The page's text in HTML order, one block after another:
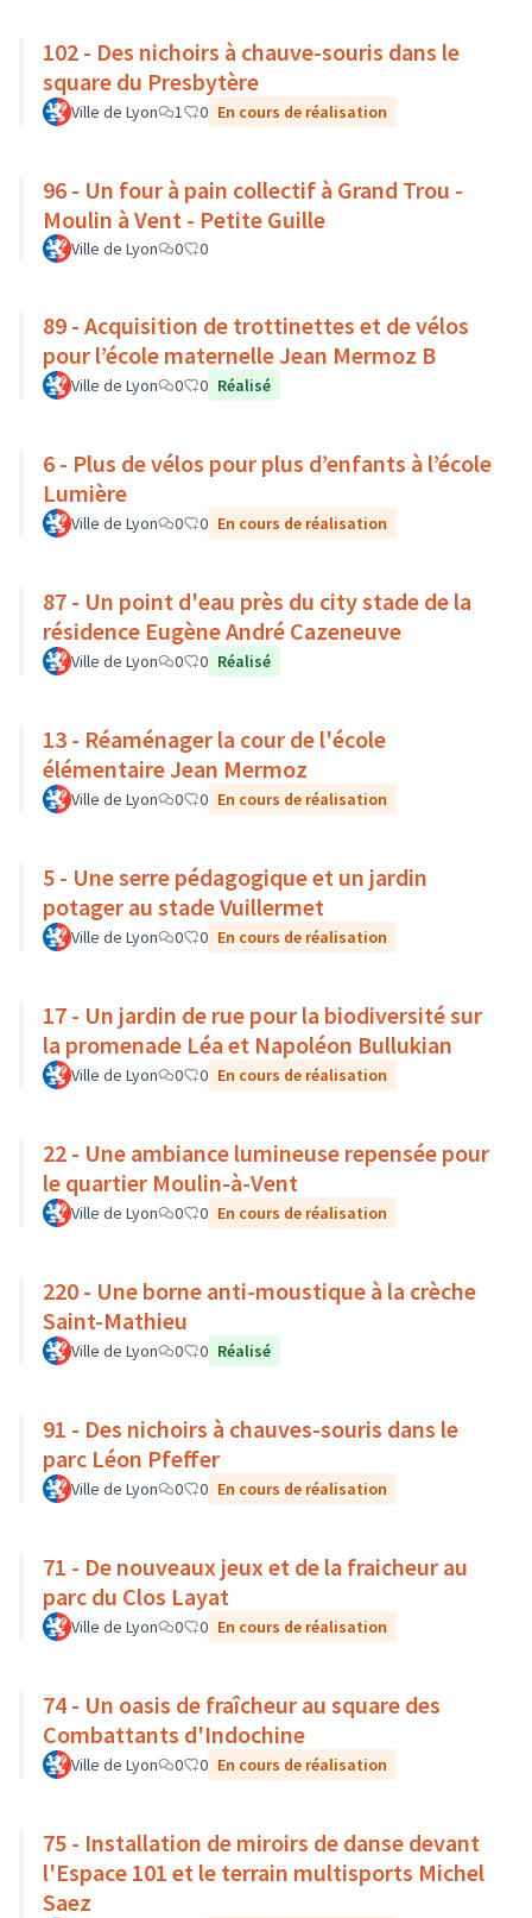
102 - Des nichoirs à chauve-souris dans le
square du Presbytère
Ville de Lyon 1 0 En cours de réalisation
96 - Un four à pain collectif à Grand Trou -
Moulin à Vent - Petite Guille
Ville de Lyon 0 0
89 - Acquisition de trottinettes et de vélos
pour l’école maternelle Jean Mermoz B
Ville de Lyon 0 0 Réalisé
6 - Plus de vélos pour plus d’enfants à l’école
Lumière
Ville de Lyon 0 0 En cours de réalisation
87 - Un point d'eau près du city stade de la
résidence Eugène André Cazeneuve
Ville de Lyon 0 0 Réalisé
13 - Réaménager la cour de l'école
élémentaire Jean Mermoz
Ville de Lyon 0 0 En cours de réalisation
5 - Une serre pédagogique et un jardin
potager au stade Vuillermet
Ville de Lyon 0 0 En cours de réalisation
17 - Un jardin de rue pour la biodiversité sur
la promenade Léa et Napoléon Bullukian
Ville de Lyon 0 0 En cours de réalisation
22 - Une ambiance lumineuse repensée pour
le quartier Moulin-à-Vent
Ville de Lyon 0 0 En cours de réalisation
220 - Une borne anti-moustique à la crèche
Saint-Mathieu
Ville de Lyon 0 0 Réalisé
91 - Des nichoirs à chauves-souris dans le
parc Léon Pfeffer
Ville de Lyon 0 0 En cours de réalisation
71 - De nouveaux jeux et de la fraicheur au
parc du Clos Layat
Ville de Lyon 0 0 En cours de réalisation
74 - Un oasis de fraîcheur au square des
Combattants d'Indochine
Ville de Lyon 0 0 En cours de réalisation
75 - Installation de miroirs de danse devant
l'Espace 101 et le terrain multisports Michel
Saez